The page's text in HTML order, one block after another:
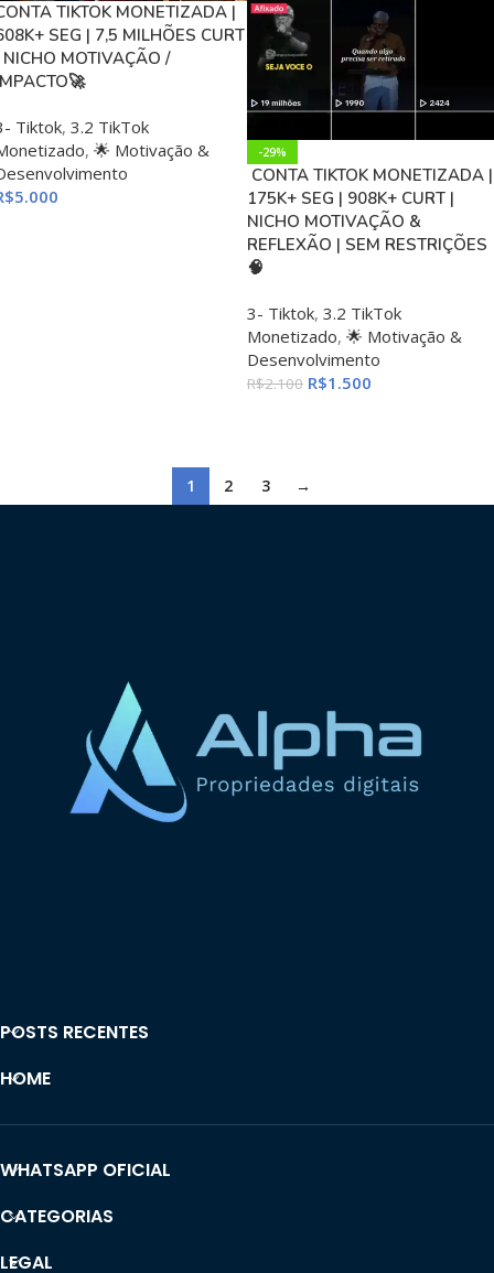
TIKTOK MONETIZADA |
SEG | 7,5 MILHÕES CURT
MOTIVAÇÃO /
Tiktok, 3.2 TikTok
, 🌟 Motivação &
5.000
-29%
CONTA TIKTOK MONETIZADA |
175K+ SEG | 908K+ CURT |
NICHO MOTIVAÇÃO &
REFLEXÃO | SEM RESTRIÇÕES
🧠
3- Tiktok, 3.2 TikTok
Monetizado, 🌟 Motivação &
Desenvolvimento
R$2.100 R$1.500
1 2 3 →
POSTS RECENTES
HOME
WHATSAPP OFICIAL
CATEGORIAS
LEGAL